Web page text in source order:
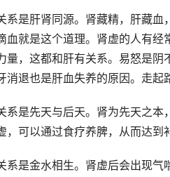
系是肝肾同源。肾藏精，肝藏
血就是这个道理。肾虚的人有经
量，这都和肝有关系。易怒是
消退也是肝血失养的原因。走起
系是先天与后天。肾为先天之
，可以通过食疗养脾，从而达到
系是金水相生。肾虚后会出现